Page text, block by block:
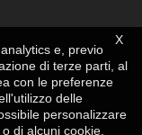
X
e, previo
di terze parti, al
con le preferenze
delle
personalizzare
di alcuni cookie.